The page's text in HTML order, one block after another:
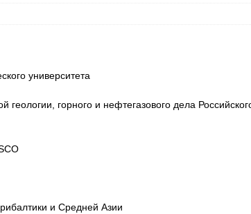
университета
горного и нефтегазового дела
и Средней Азии